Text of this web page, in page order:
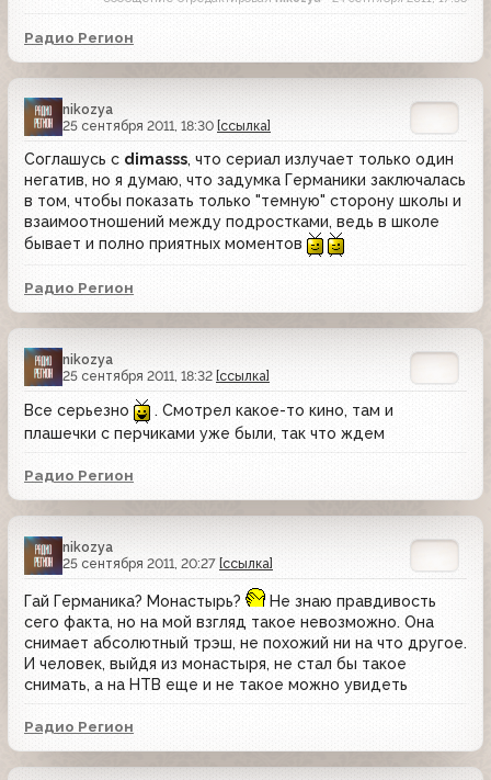
Радио Регион
nikozya
25 сентября 2011, 18:30 [ссылка]
Соглашусь с dimasss, что сериал излучает только один
негатив, но я думаю, что задумка Германики заключалась
в том, чтобы показать только "темную" сторону школы и
взаимоотношений между подростками, ведь в школе
бывает и полно приятных моментов
Радио Регион
nikozya
25 сентября 2011, 18:32 [ссылка]
Все серьезно
. Смотрел какое-то кино, там и
плашечки с перчиками уже были, так что ждем
Радио Регион
nikozya
25 сентября 2011, 20:27 [ссылка]
Гай Германика? Монастырь?
Не знаю правдивость
сего факта, но на мой взгляд такое невозможно. Она
снимает абсолютный трэш, не похожий ни на что другое.
И человек, выйдя из монастыря, не стал бы такое
снимать, а на НТВ еще и не такое можно увидеть
Радио Регион